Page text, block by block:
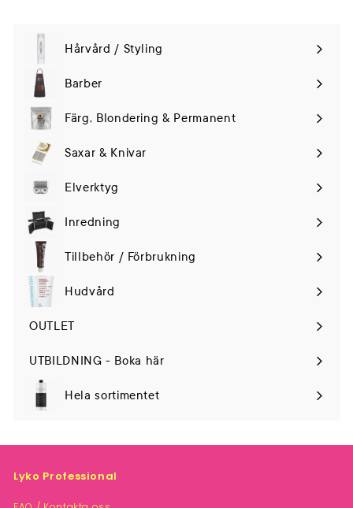
Hårvård / Styling
Expand
submenuBarber
Färg, Blondering & Permanent
Saxar & Knivar
Elverktyg
Expand
submenuInredning
Tillbehör / Förbrukning
Hudvård
Expand
submenu
OUTLET
UTBILDNING - Boka här
Hela sortimentet
Lyko Professional